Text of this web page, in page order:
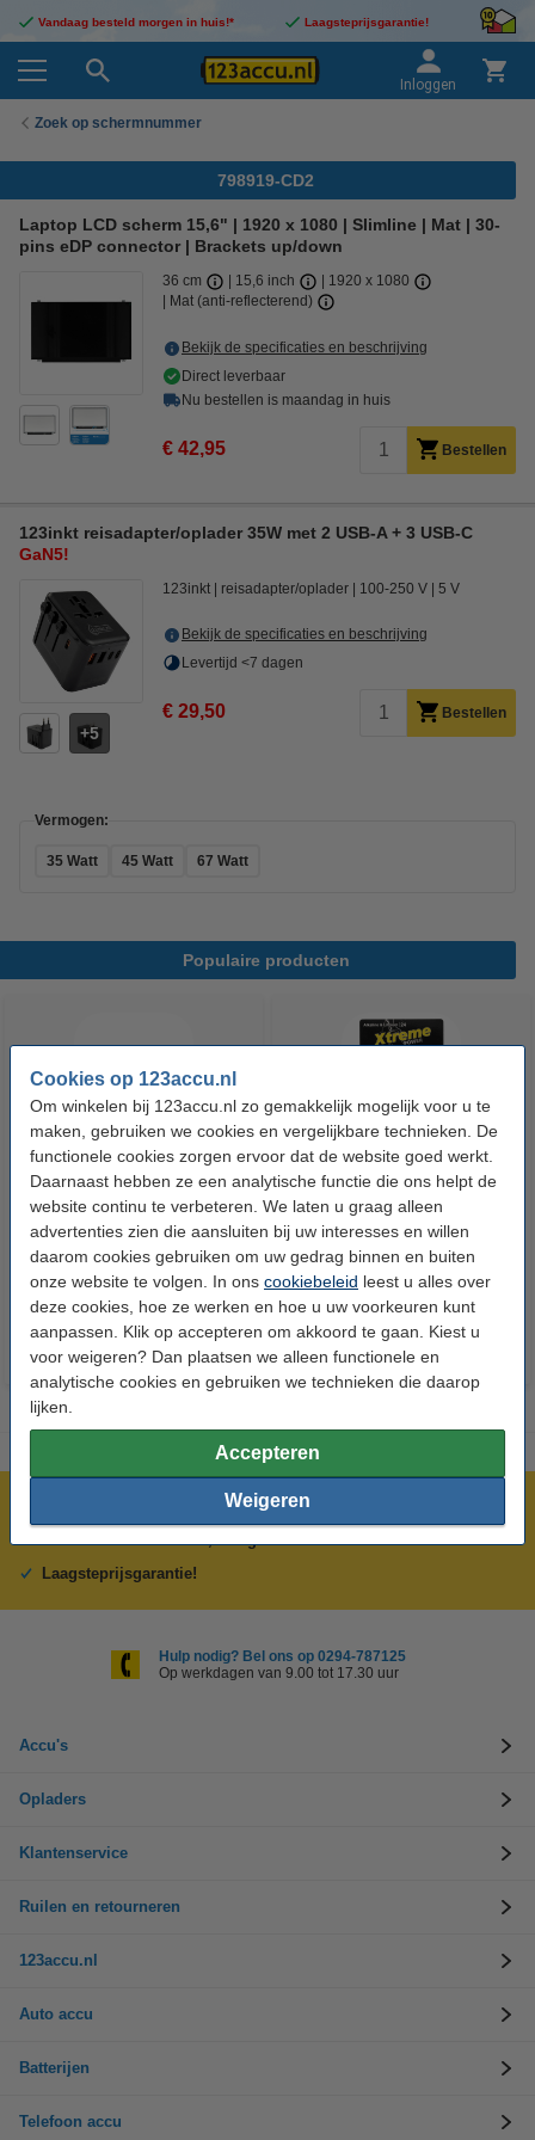
Cookies op 123accu.nl
Om winkelen bij 123accu.nl zo gemakkelijk mogelijk voor u te
maken, gebruiken we cookies en vergelijkbare technieken. De
functionele cookies zorgen ervoor dat de website goed werkt.
Daarnaast hebben ze een analytische functie die ons helpt de
website continu te verbeteren. We laten u graag alleen
advertenties zien die aansluiten bij uw interesses en willen
daarom cookies gebruiken om uw gedrag binnen en buiten
onze website te volgen. In ons cookiebeleid leest u alles over
deze cookies, hoe ze werken en hoe u uw voorkeuren kunt
aanpassen. Klik op accepteren om akkoord te gaan. Kiest u
voor weigeren? Dan plaatsen we alleen functionele en
analytische cookies en gebruiken we technieken die daarop
lijken.
Accepteren
Weigeren
Vandaag besteld morgen in huis!* Laagsteprijsgarantie!
Inloggen
Zoek op schermnummer
798919-CD2
Laptop LCD scherm 15,6" | 1920 x 1080 | Slimline | Mat | 30-
pins eDP connector | Brackets up/down
36 cm 15,6 inch
1920 x 1080
Mat (anti-reflecterend)
Bekijk de specificaties en beschrijving
Direct leverbaar
Nu bestellen is maandag in huis
€ 42,95 Bestellen
123inkt reisadapter/oplader 35W met 2 USB-A + 3 USB-C
GaN5!
5
123inkt reisadapter/oplader 100-250 V 5 V
Bekijk de specificaties en beschrijving
Levertijd <7 dagen
€ 29,50 Bestellen
Vermogen:
35 Watt 45 Watt 67 Watt
Populaire producten
123accu Xtreme Power AAA /
MN2400 / LR03 alkaline batterij
24 stuks
123accu Xtreme Power
knoopcellen multipack
€ 5,95
Meer dan 5 miljoen klanten!
Voor 23.59 uur besteld, morgen in huis!
Laagsteprijsgarantie!
Hulp nodig? Bel ons op 0294-787125
Op werkdagen van 9.00 tot 17.30 uur
Accu's
Opladers
Klantenservice
Ruilen en retourneren
123accu.nl
Auto accu
Batterijen
Telefoon accu